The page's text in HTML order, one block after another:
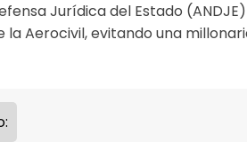
Jurídica del Estado
la Aerocivil, evitando una